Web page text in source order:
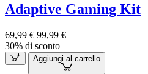
Adaptive Gaming Kit
69,99 € 99,99 €
30% di sconto
Aggiungi al carrello